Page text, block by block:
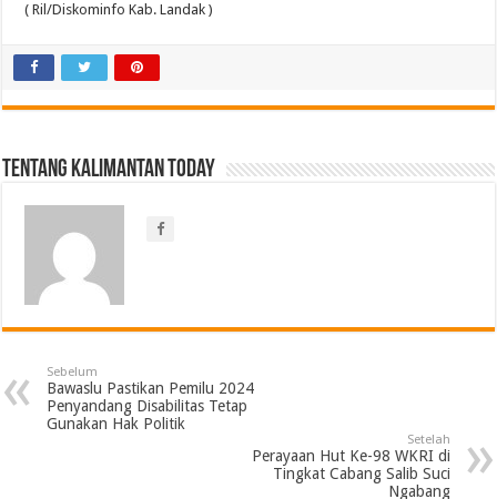
( Ril/Diskominfo Kab. Landak )
Tentang Kalimantan Today
Sebelum
Bawaslu Pastikan Pemilu 2024
Penyandang Disabilitas Tetap
Gunakan Hak Politik
Setelah
Perayaan Hut Ke-98 WKRI di
Tingkat Cabang Salib Suci
Ngabang